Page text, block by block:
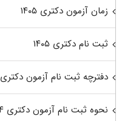
زمان آزمون دکتری ۱۴۰۵
ثبت نام دکتری ۱۴۰۵
دفترچه ثبت نام آزمون دکتری ۱۴۰۴
نحوه ثبت نام آزمون دکتری ۱۴۰۴